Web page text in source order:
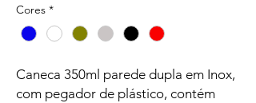
Cores *
Caneca 350ml parede dupla em Inox,
com pegador de plástico, contém